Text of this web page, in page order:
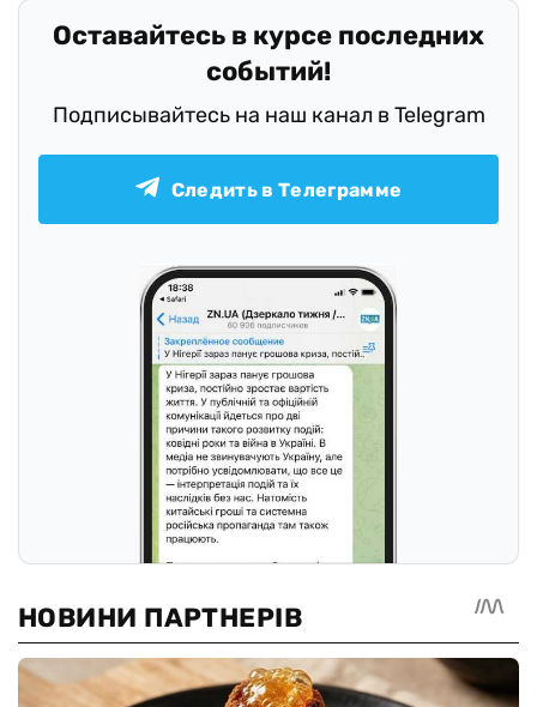
Оставайтесь в курсе последних
событий!
Подписывайтесь на наш канал в Telegram
Следить в Телеграмме